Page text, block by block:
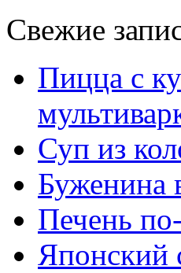
Свежие
Пицца с
Суп из
Буженина
Печень
Японский